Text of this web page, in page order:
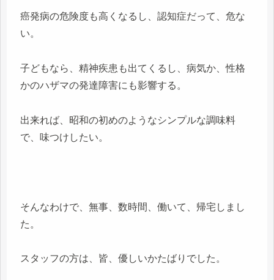
癌発病の危険度も高くなるし、認知症だって、危な
い。
子どもなら、精神疾患も出てくるし、病気か、性格
かのハザマの発達障害にも影響する。
出来れば、昭和の初めのようなシンプルな調味料
で、味つけしたい。
そんなわけで、無事、数時間、働いて、帰宅しまし
た。
スタッフの方は、皆、優しいかたばりでした。